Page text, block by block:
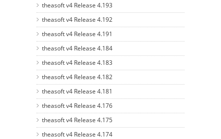
theasoft v4 Release 4.193
theasoft v4 Release 4.192
theasoft v4 Release 4.191
theasoft v4 Release 4.184
theasoft v4 Release 4.183
theasoft v4 Release 4.182
theasoft v4 Release 4.181
theasoft v4 Release 4.176
theasoft v4 Release 4.175
theasoft v4 Release 4.174